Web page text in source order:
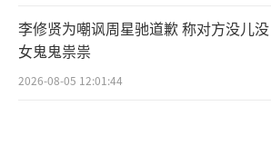
李修贤为嘲讽周星驰道歉 称对方没儿没
女鬼鬼祟祟
2026-08-05 12:01:44